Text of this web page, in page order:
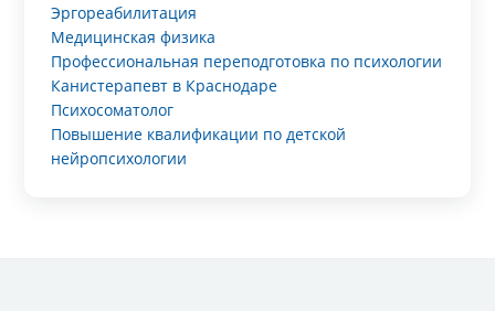
Эргореабилитация
Медицинская физика
Профессиональная переподготовка по психологии
Канистерапевт в Краснодаре
Психосоматолог
Повышение квалификации по детской
нейропсихологии